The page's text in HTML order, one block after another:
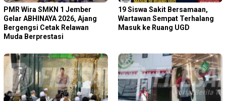
PMR Wira SMKN 1 Jember
Gelar ABHINAYA 2026, Ajang
Bergengsi Cetak Relawan
Muda Berprestasi
19 Siswa Sakit Bersamaan,
Wartawan Sempat Terhalang
Masuk ke Ruang UGD